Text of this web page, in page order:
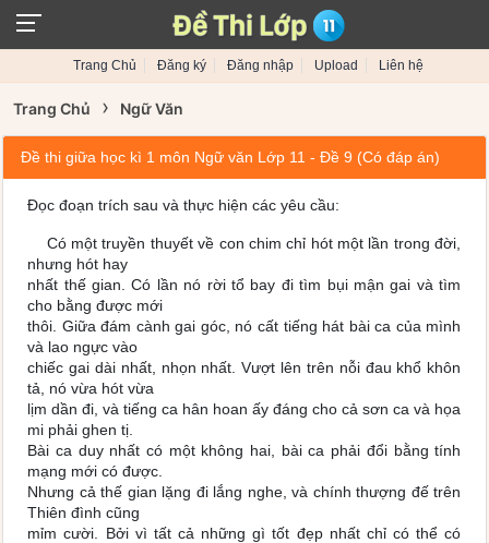
Trang Chủ Đăng ký Đăng nhập Upload Liên hệ
Trang Chủ › Ngữ Văn
Đề thi giữa học kì 1 môn Ngữ văn Lớp 11 - Đề 9 (Có đáp án)
Đọc đoạn trích sau và thực hiện các yêu cầu:
Có một truyền thuyết về con chim chỉ hót một lần trong đời,
nhưng hót hay
nhất thế gian. Có lần nó rời tổ bay đi tìm bụi mận gai và tìm
cho bằng được mới
thôi. Giữa đám cành gai góc, nó cất tiếng hát bài ca của mình
và lao ngực vào
chiếc gai dài nhất, nhọn nhất. Vượt lên trên nỗi đau khổ khôn
tả, nó vừa hót vừa
lịm dần đi, và tiếng ca hân hoan ấy đáng cho cả sơn ca và họa
mi phải ghen tị.
Bài ca duy nhất có một không hai, bài ca phải đổi bằng tính
mạng mới có được.
Nhưng cả thế gian lặng đi lắng nghe, và chính thượng đế trên
Thiên đình cũng
mỉm cười. Bởi vì tất cả những gì tốt đẹp nhất chỉ có thể có